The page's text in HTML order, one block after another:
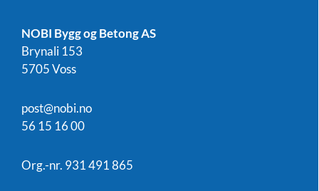
NOBI Bygg og Betong AS
Brynali 153
5705 Voss
post@nobi.no
56 15 16 00
Org.-nr. 931 491 865